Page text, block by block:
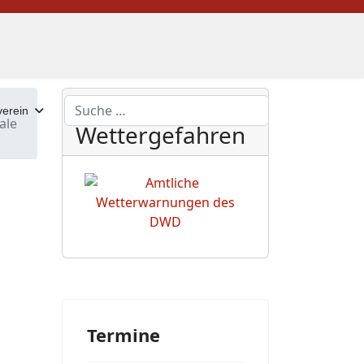
Suchen
DWD
Wettergefahren
Termine